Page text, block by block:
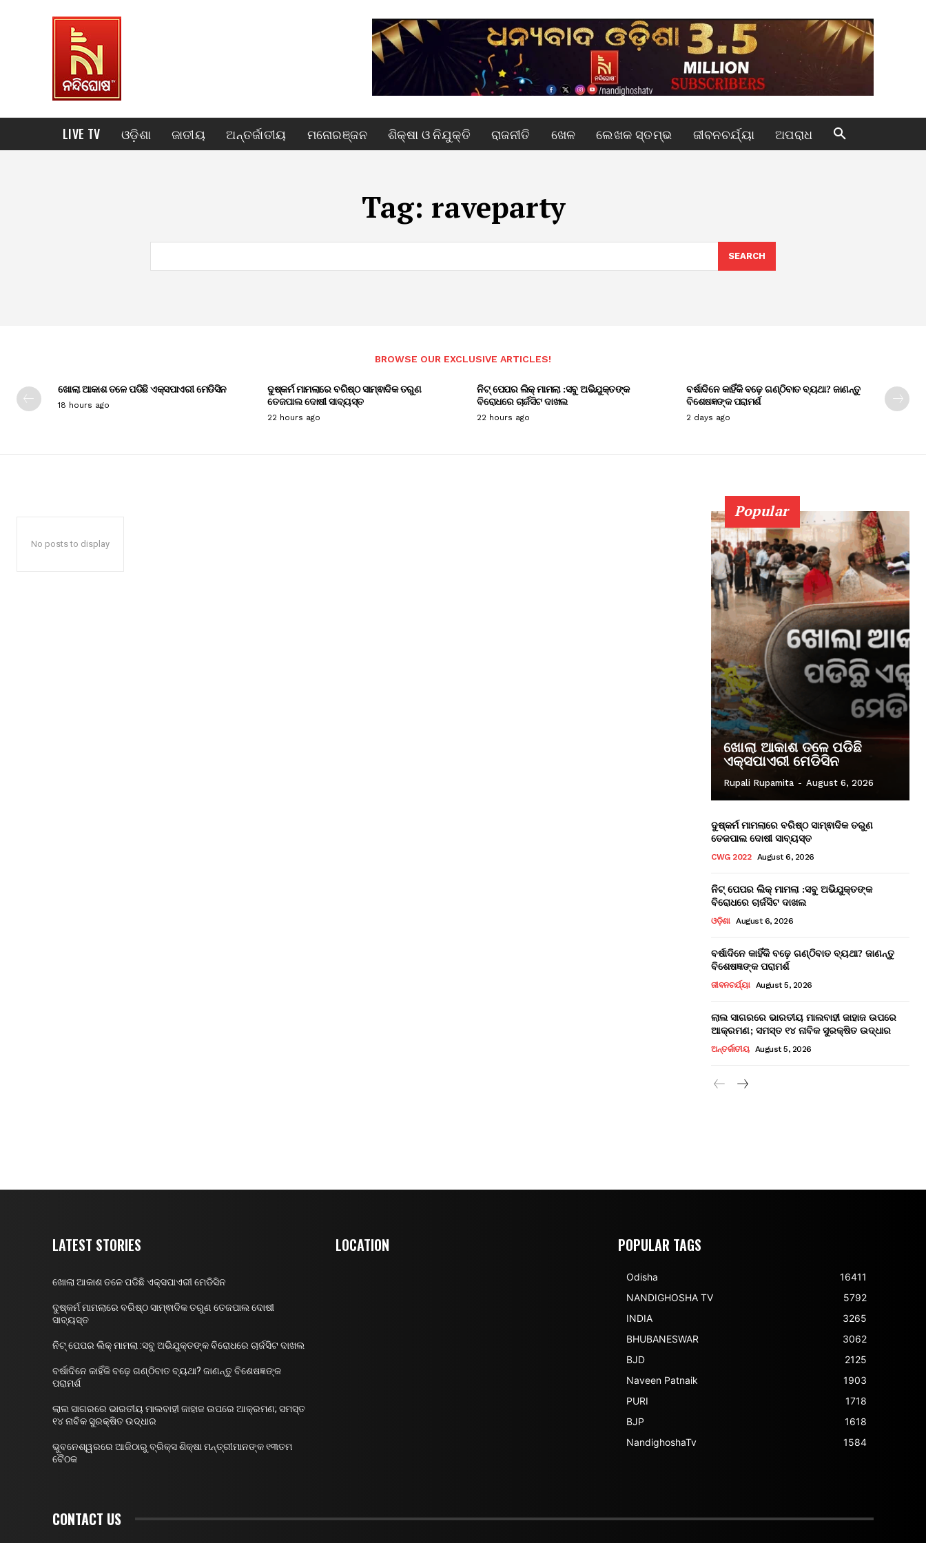
LIVE TV ଓଡ଼ିଶା ଜାତୀୟ ଅନ୍ତର୍ଜାତୀୟ ମନୋରଞ୍ଜନ ଶିକ୍ଷା ଓ ନିଯୁକ୍ତି ରାଜନୀତି ଖେଳ ଲେଖକ ସ୍ତମ୍ଭ ଜୀବନଚର୍ଯ୍ୟା ଅପରାଧ
Tag: raveparty
SEARCH
BROWSE OUR EXCLUSIVE ARTICLES!
ଖୋଲା ଆକାଶ ତଳେ ପଡିଛି ଏକ୍ସପାଏରୀ ମେଡିସିନ
18 hours ago
ଦୁଷ୍କର୍ମ ମାମଲାରେ ବରିଷ୍ଠ ସାମ୍ଵାଦିକ ତରୁଣ
ତେଜପାଲ ଦୋଷୀ ସାବ୍ୟସ୍ତ
22 hours ago
ନିଟ୍ ପେପର ଲିକ୍ ମାମଲା :ସବୁ ଅଭିଯୁକ୍ତଙ୍କ
ବିରୋଧରେ ଚାର୍ଜସିଟ ଦାଖଲ
22 hours ago
ବର୍ଷାଦିନେ କାହିଁକି ବଢ଼େ ଗଣ୍ଠିବାତ ବ୍ୟଥା? ଜାଣନ୍ତୁ
ବିଶେଷଜ୍ଞଙ୍କ ପରାମର୍ଶ
2 days ago
No posts to display
Popular
ଖୋଲା ଆକାଶ ତଳେ ପଡିଛି
ଏକ୍ସପାଏରୀ ମେଡିସିନ
Rupali Rupamita - August 6, 2026
ଦୁଷ୍କର୍ମ ମାମଲାରେ ବରିଷ୍ଠ ସାମ୍ଵାଦିକ ତରୁଣ
ତେଜପାଲ ଦୋଷୀ ସାବ୍ୟସ୍ତ
CWG 2022 August 6, 2026
ନିଟ୍ ପେପର ଲିକ୍ ମାମଲା :ସବୁ ଅଭିଯୁକ୍ତଙ୍କ
ବିରୋଧରେ ଚାର୍ଜସିଟ ଦାଖଲ
ଓଡ଼ିଶା August 6, 2026
ବର୍ଷାଦିନେ କାହିଁକି ବଢ଼େ ଗଣ୍ଠିବାତ ବ୍ୟଥା? ଜାଣନ୍ତୁ
ବିଶେଷଜ୍ଞଙ୍କ ପରାମର୍ଶ
ଜୀବନଚର୍ଯ୍ୟା August 5, 2026
ଲାଲ ସାଗରରେ ଭାରତୀୟ ମାଲବାହୀ ଜାହାଜ ଉପରେ
ଆକ୍ରମଣ; ସମସ୍ତ ୧୪ ନାବିକ ସୁରକ୍ଷିତ ଉଦ୍ଧାର
ଅନ୍ତର୍ଜାତୀୟ August 5, 2026
LATEST STORIES
ଖୋଲା ଆକାଶ ତଳେ ପଡିଛି ଏକ୍ସପାଏରୀ ମେଡିସିନ
ଦୁଷ୍କର୍ମ ମାମଲାରେ ବରିଷ୍ଠ ସାମ୍ଵାଦିକ ତରୁଣ ତେଜପାଲ ଦୋଷୀ
ସାବ୍ୟସ୍ତ
ନିଟ୍ ପେପର ଲିକ୍ ମାମଲା :ସବୁ ଅଭିଯୁକ୍ତଙ୍କ ବିରୋଧରେ ଚାର୍ଜସିଟ ଦାଖଲ
ବର୍ଷାଦିନେ କାହିଁକି ବଢ଼େ ଗଣ୍ଠିବାତ ବ୍ୟଥା? ଜାଣନ୍ତୁ ବିଶେଷଜ୍ଞଙ୍କ
ପରାମର୍ଶ
ଲାଲ ସାଗରରେ ଭାରତୀୟ ମାଲବାହୀ ଜାହାଜ ଉପରେ ଆକ୍ରମଣ; ସମସ୍ତ
୧୪ ନାବିକ ସୁରକ୍ଷିତ ଉଦ୍ଧାର
ଭୁବନେଶ୍ୱରରେ ଆଜିଠାରୁ ବ୍ରିକ୍ସ ଶିକ୍ଷା ମନ୍ତ୍ରୀମାନଙ୍କ ୧୩ତମ
ବୈଠକ
LOCATION POPULAR TAGS
Odisha
16411
NANDIGHOSHA TV
5792
INDIA
3265
BHUBANESWAR
3062
BJD
2125
Naveen Patnaik
1903
PURI
1718
BJP
1618
NandighoshaTv
1584
CONTACT US